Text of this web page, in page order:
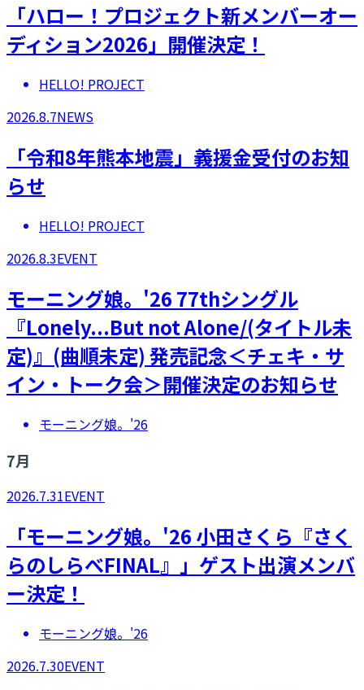
「ハロー！プロジェクト新メンバーオー
ディション2026」開催決定！
HELLO! PROJECT
2026.8.7NEWS
「令和8年熊本地震」義援金受付のお知
らせ
HELLO! PROJECT
2026.8.3EVENT
モーニング娘。'26 77thシングル
『Lonely...But not Alone/(タイトル未
定)』(曲順未定) 発売記念＜チェキ・サ
イン・トーク会＞開催決定のお知らせ
モーニング娘。'26
7月
2026.7.31EVENT
「モーニング娘。'26 小田さくら『さく
らのしらべFINAL』」ゲスト出演メンバ
ー決定！
モーニング娘。'26
2026.7.30EVENT